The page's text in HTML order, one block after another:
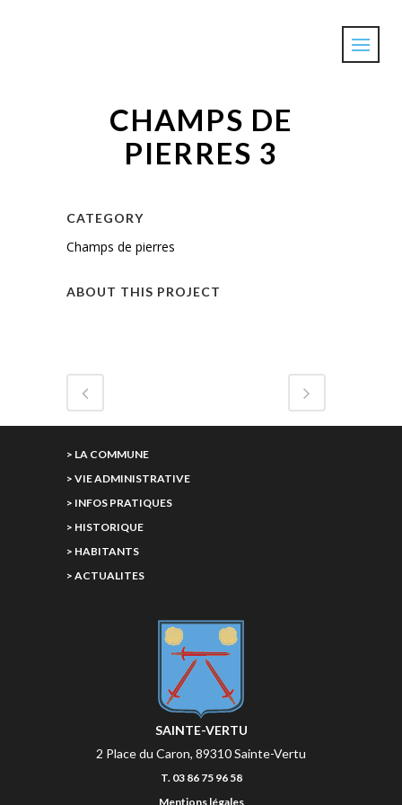
CHAMPS DE
PIERRES 3
CATEGORY
Champs de pierres
ABOUT THIS PROJECT
> LA COMMUNE
> VIE ADMINISTRATIVE
> INFOS PRATIQUES
> HISTORIQUE
> HABITANTS
> ACTUALITES
SAINTE-VERTU
2 Place du Caron, 89310 Sainte-Vertu
T. 03 86 75 96 58
Mentions légales